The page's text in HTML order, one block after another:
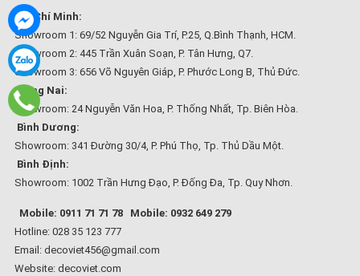
Hồ Chí Minh:
Showroom 1: 69/52 Nguyễn Gia Trí, P.25, Q.Bình Thạnh, HCM.
Showroom 2: 445 Trần Xuân Soạn, P. Tân Hưng, Q7.
Showroom 3: 656 Võ Nguyên Giáp, P. Phước Long B, Thủ Đức.
Đồng Nai:
Showroom: 24 Nguyễn Văn Hoa, P. Thống Nhất, Tp. Biên Hòa.
Bình Dương:
Showroom: 341 Đường 30/4, P. Phú Thọ, Tp. Thủ Dầu Một.
Bình Định:
Showroom: 1002 Trần Hưng Đạo, P. Đống Đa, Tp. Quy Nhơn.
Mobile: 0911 71 71 78
Mobile: 0932 649 279
Hotline: 028 35 123 777
Email: decoviet456@gmail.com
Website: decoviet.com